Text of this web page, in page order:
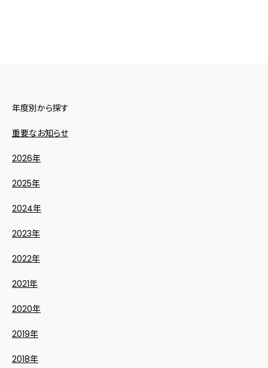
年度別から探す
重要なお知らせ
2026年
2025年
2024年
2023年
2022年
2021年
2020年
2019年
2018年